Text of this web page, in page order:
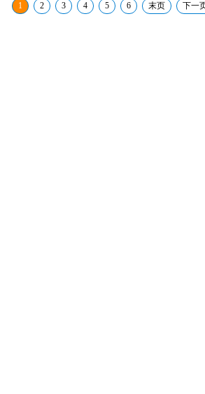
1 2 3 4 5 6 末页 下一